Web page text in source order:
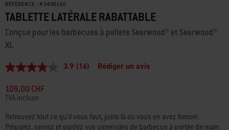
RÉFÉRENCE : # 3400140
TABLETTE LATÉRALE RABATTABLE
Conçue pour les barbecues à pellets Searwood® et Searwood®
XL
3.9
sur
5,
valeur
de
la
note
3.9 (16) Rédiger un avis
109,00 CHF
TVA incluse
Retrouvez tout ce qu’il vous faut, juste là où vous en avez besoin.
Préparez, servez et gardez vos ustensiles de barbecue à portée de main